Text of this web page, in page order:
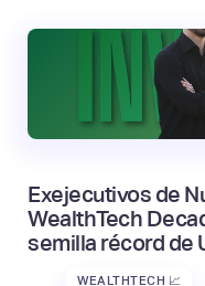
Exejecutivos de
WealthTech
semilla récord de
WEALTHTECH 📈